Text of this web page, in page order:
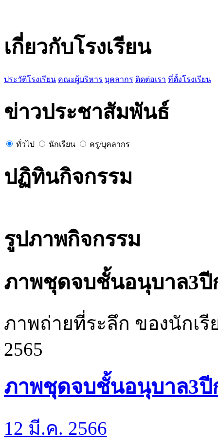
เกี่ยวกับโรงเรียน
ประวัติโรงเรียน คณะผู้บริหาร บุคลากร ติดต่อเรา ที่ตั้งโรงเรียน
ข่าวประชาสัมพันธ์
ทั่วไป นักเรียน ครู/บุคลากร
ปฏิทินกิจกรรม
รูปภาพกิจกรรม
ภาพชุดจบชั้นอนุบาล3ปี
ภาพถ่ายที่ระลึก ของนักเ
2565
ภาพชุดจบชั้นอนุบาล3ปี
12 มี.ค. 2566